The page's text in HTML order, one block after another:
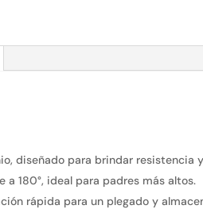
diseñado para brindar resistencia
a 180°, ideal para padres más altos.
rápida para un plegado y